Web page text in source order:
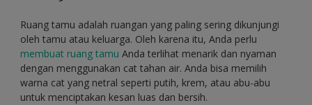
Ruang tamu adalah ruangan yang paling sering dikunjungi
oleh tamu atau keluarga. Oleh karena itu, Anda perlu
membuat ruang tamu Anda terlihat menarik dan nyaman
dengan menggunakan cat tahan air. Anda bisa memilih
warna cat yang netral seperti putih, krem, atau abu-abu
untuk menciptakan kesan luas dan bersih.